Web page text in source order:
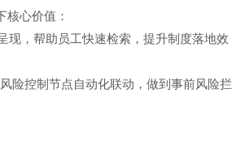
心价值：
现，帮助员工快速检索，提升制度落地效
险控制节点自动化联动，做到事前风险拦